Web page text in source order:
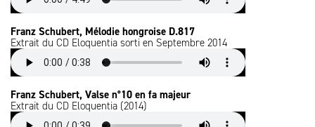
Franz Schubert, Mélodie hongroise D.817
Extrait du CD Eloquentia sorti en Septembre 2014
Franz Schubert, Valse n°10 en fa majeur
Extrait du CD Eloquentia (2014)